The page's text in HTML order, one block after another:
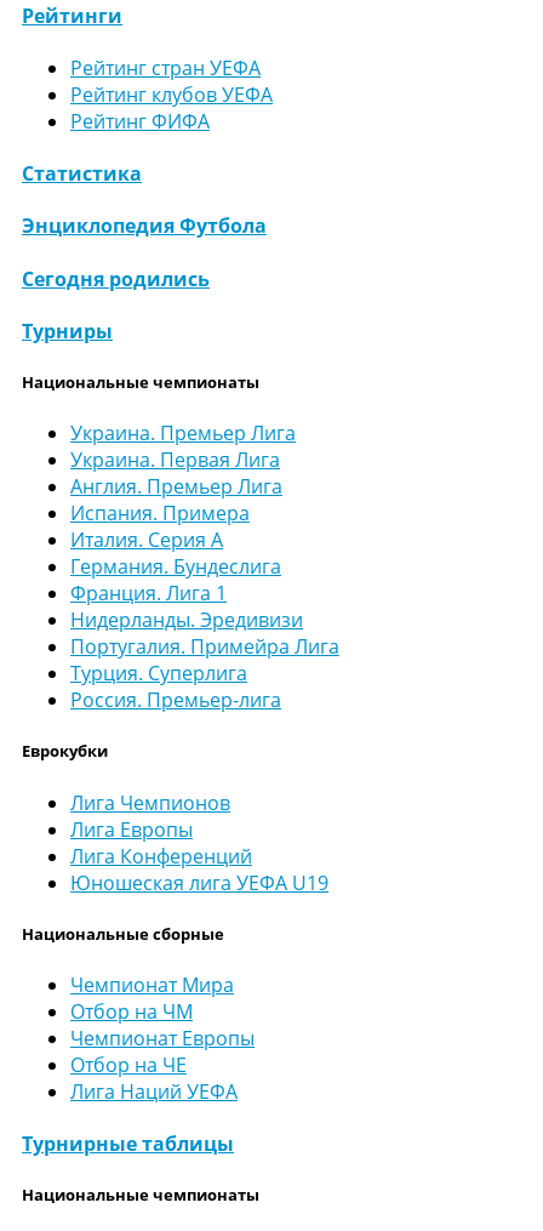
Рейтинги
Рейтинг стран УЕФА
Рейтинг клубов УЕФА
Рейтинг ФИФА
Статистика
Энциклопедия Футбола
Сегодня родились
Турниры
Национальные чемпионаты
Украина. Премьер Лига
Украина. Первая Лига
Англия. Премьер Лига
Испания. Примера
Италия. Серия А
Германия. Бундеслига
Франция. Лига 1
Нидерланды. Эредивизи
Португалия. Примейра Лига
Турция. Суперлига
Россия. Премьер-лига
Еврокубки
Лига Чемпионов
Лига Европы
Лига Конференций
Юношеская лига УЕФА U19
Национальные сборные
Чемпионат Мира
Отбор на ЧМ
Чемпионат Европы
Отбор на ЧЕ
Лига Наций УЕФА
Турнирные таблицы
Национальные чемпионаты